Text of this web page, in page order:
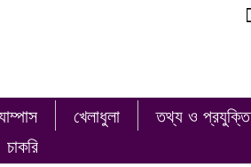
খেলাধুলা
তথ্য ও প্রযুক্তি
চাকরি